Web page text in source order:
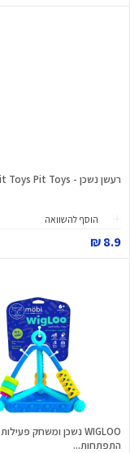
רעשן נשכן - Pit Toys Pit Toys
הוסף להשוואה
8.9 ₪
WIGLOO נשכן ומשחק פעילות
התפתחות...